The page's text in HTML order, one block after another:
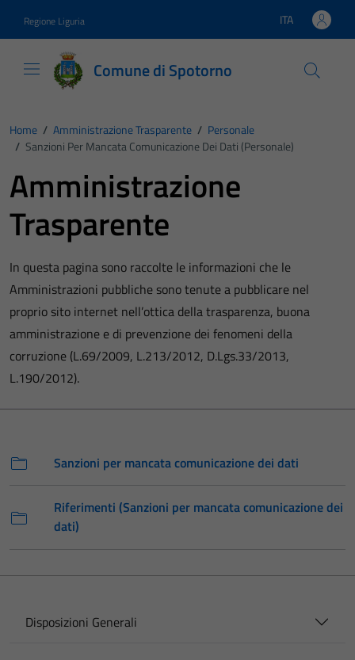
Regione Liguria Lingua attiva:
ITA
Comune di Spotorno
Home / Amministrazione Trasparente / Personale
/ Sanzioni Per Mancata Comunicazione Dei Dati (personale)
Amministrazione
Trasparente
In questa pagina sono raccolte le informazioni che le
Amministrazioni pubbliche sono tenute a pubblicare nel
proprio sito internet nell’ottica della trasparenza, buona
amministrazione e di prevenzione dei fenomeni della
corruzione (L.69/2009, L.213/2012, D.Lgs.33/2013,
L.190/2012).
Sanzioni per mancata comunicazione dei dati
Riferimenti (Sanzioni per mancata comunicazione dei
dati)
Disposizioni Generali